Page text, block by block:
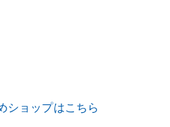
ショップはこちら